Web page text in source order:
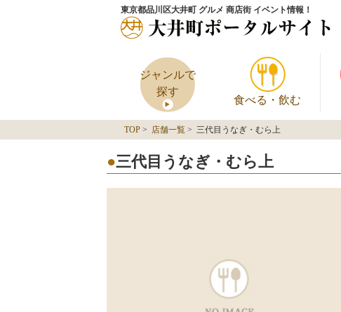
東京都品川区大井町 グルメ 商店街 イベント情報！
ジャンルで
探す
食べる・飲む
TOP > 店舗一覧 > 三代目うなぎ・むら上
三代目うなぎ・むら上